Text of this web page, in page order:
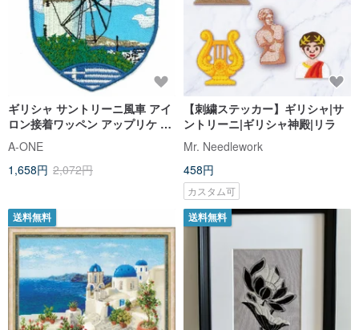
ギリシャ サントリーニ風車 アイ
ロン接着ワッペン アップリケ 裏
面粘着パッチ
A-ONE
1,658円 2,072円
【刺繍ステッカー】ギリシャ|サ
ントリーニ|ギリシャ神殿|リラ
Mr. Needlework
458円
カスタム可
送料無料 送料無料